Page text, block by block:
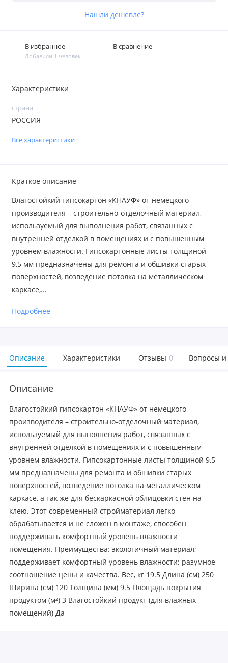
Нашли дешевле?
В избранное
Добавили 1 человек
В сравнение
Характеристики
страна
РОССИЯ
Все характеристики
Краткое описание
Влагостойкий гипсокартон «КНАУФ» от немецкого
производителя – строительно-отделочный материал,
используемый для выполнения работ, связанных с
внутренней отделкой в помещениях и с повышенным
уровнем влажности. Гипсокартонные листы толщиной
9,5 мм предназначены для ремонта и обшивки старых
поверхностей, возведение потолка на металлическом
каркасе,...
Подробнее
Описание Характеристики Отзывы 0 Вопросы и
Описание
Влагостойкий гипсокартон «КНАУФ» от немецкого
производителя – строительно-отделочный материал,
используемый для выполнения работ, связанных с
внутренней отделкой в помещениях и с повышенным
уровнем влажности. Гипсокартонные листы толщиной 9,5
мм предназначены для ремонта и обшивки старых
поверхностей, возведение потолка на металлическом
каркасе, а так же для бескаркасной облицовки стен на
клею. Этот современный стройматериал легко
обрабатывается и не сложен в монтаже, способен
поддерживать комфортный уровень влажности
помещения. Преимущества: экологичный материал;
поддерживает комфортный уровень влажности; разумное
соотношение цены и качества. Вес, кг 19.5 Длина (см) 250
Ширина (см) 120 Толщина (мм) 9.5 Площадь покрытия
продуктом (м²) 3 Влагостойкий продукт (для влажных
помещений) Да